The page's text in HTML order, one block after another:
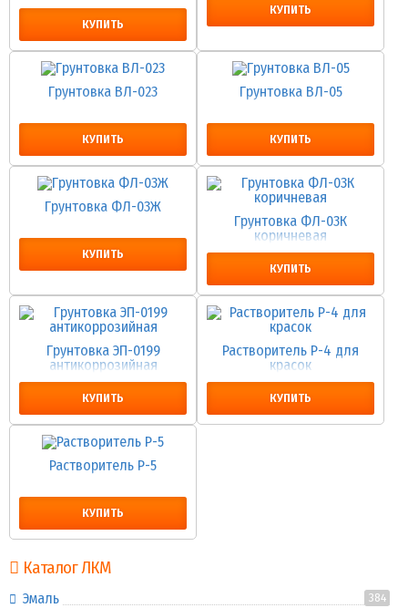
коричневая
КУПИТЬ
КУПИТЬ
Грунтовка ВЛ-023
КУПИТЬ
Грунтовка ВЛ-05
КУПИТЬ
Грунтовка ФЛ-03Ж
КУПИТЬ
Грунтовка ФЛ-03К
коричневая
КУПИТЬ
Грунтовка ЭП-0199
антикоррозийная
КУПИТЬ
Растворитель Р-4 для
красок
КУПИТЬ
Растворитель Р-5
КУПИТЬ
Каталог ЛКМ
Эмаль 384